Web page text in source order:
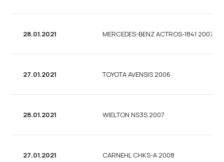
28.01.2021 MERCEDES-BENZ ACTROS-1841 2007
27.01.2021 TOYOTA AVENSIS 2006
28.01.2021 WIELTON NS3S 2007
27.01.2021 CARNEHL CHKS-A 2008